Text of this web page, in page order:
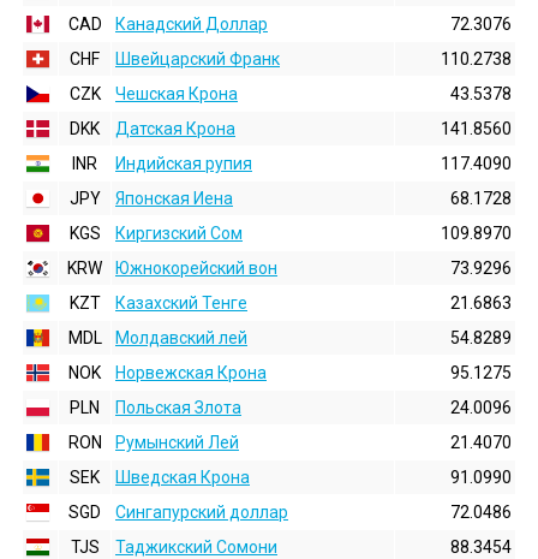
CAD
Канадский Доллар
72.3076
CHF
Швейцарский Франк
110.2738
CZK
Чешская Крона
43.5378
DKK
Датская Крона
141.8560
INR
Индийская pупия
117.4090
JPY
Японская Иена
68.1728
KGS
Киргизский Сом
109.8970
KRW
Южнокорейский вон
73.9296
KZT
Казахский Тенге
21.6863
MDL
Молдавский лей
54.8289
NOK
Норвежская Крона
95.1275
PLN
Польская Злота
24.0096
RON
Румынский Лей
21.4070
SEK
Шведская Крона
91.0990
SGD
Сингапурский доллар
72.0486
TJS
Таджикский Сомони
88.3454